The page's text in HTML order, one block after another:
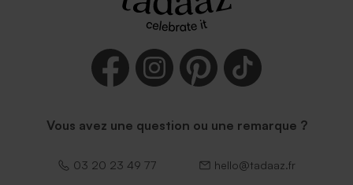
Vous avez une question ou une remarque ?
03 20 23 49 77 hello@tadaaz.fr